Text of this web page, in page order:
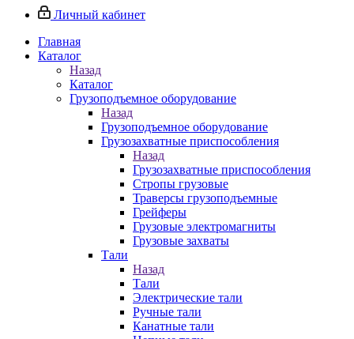
Личный кабинет
Главная
Каталог
Назад
Каталог
Грузоподъемное оборудование
Назад
Грузоподъемное оборудование
Грузозахватные приспособления
Назад
Грузозахватные приспособления
Стропы грузовые
Траверсы грузоподъемные
Грейферы
Грузовые электромагниты
Грузовые захваты
Тали
Назад
Тали
Электрические тали
Ручные тали
Канатные тали